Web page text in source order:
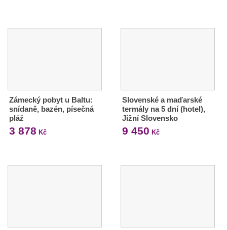
Zámecký pobyt u Baltu:
snídaně, bazén, písečná
pláž
3 878 Kč
Slovenské a maďarské
termály na 5 dní (hotel),
Jižní Slovensko
9 450 Kč